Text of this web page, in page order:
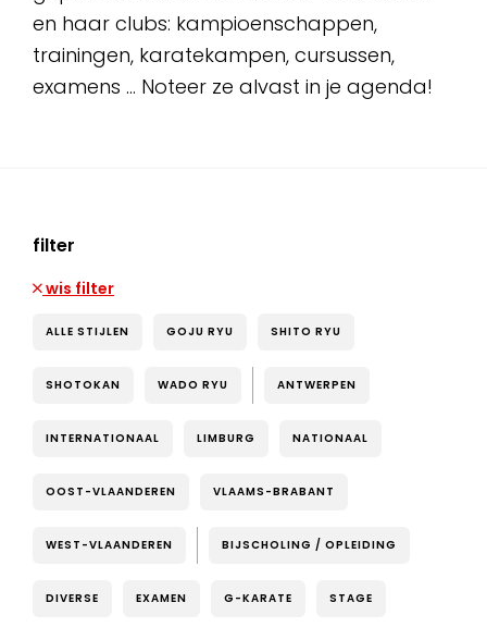
en haar clubs: kampioenschappen,
trainingen, karatekampen, cursussen,
examens … Noteer ze alvast in je agenda!
filter
wis filter
ALLE STIJLEN GOJU RYU SHITO RYU
SHOTOKAN WADO RYU ANTWERPEN
INTERNATIONAAL LIMBURG NATIONAAL
OOST-VLAANDEREN VLAAMS-BRABANT
WEST-VLAANDEREN BIJSCHOLING / OPLEIDING
DIVERSE EXAMEN G-KARATE STAGE